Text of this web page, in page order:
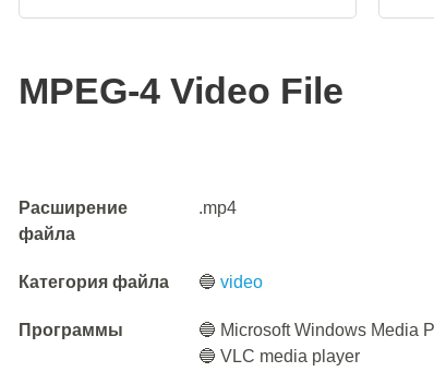
MPEG-4 Video File
Расширение
файла
.mp4
Категория файла 🔵video
Программы
🔵 Microsoft Windows Media
🔵 VLC media player